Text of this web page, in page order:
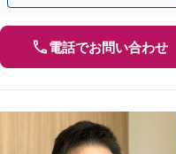
電話でお問い合わせ